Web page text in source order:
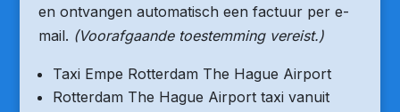
en ontvangen automatisch een factuur per e-
mail. (Voorafgaande toestemming vereist.)
Taxi Empe Rotterdam The Hague Airport
Rotterdam The Hague Airport taxi vanuit